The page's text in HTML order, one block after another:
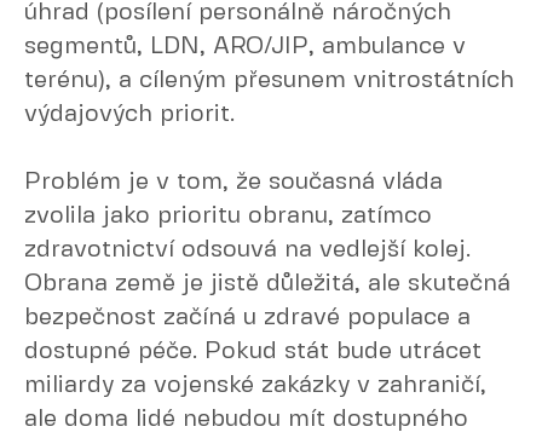
úhrad (posílení personálně náročných
segmentů, LDN, ARO/JIP, ambulance v
terénu), a cíleným přesunem vnitrostátních
výdajových priorit.
Problém je v tom, že současná vláda
zvolila jako prioritu obranu, zatímco
zdravotnictví odsouvá na vedlejší kolej.
Obrana země je jistě důležitá, ale skutečná
bezpečnost začíná u zdravé populace a
dostupné péče. Pokud stát bude utrácet
miliardy za vojenské zakázky v zahraničí,
ale doma lidé nebudou mít dostupného